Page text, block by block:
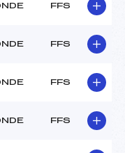
FFS
FFS
FFS
FFS